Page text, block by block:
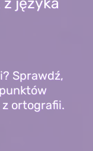
Sprawdź,
z ortografii.